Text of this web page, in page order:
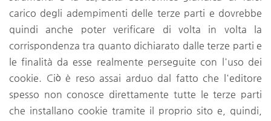
carico degli adempimenti delle terze parti e dovrebbe
quindi anche poter verificare di volta in volta la
corrispondenza tra quanto dichiarato dalle terze parti e
le finalità da esse realmente perseguite con l'uso dei
cookie. Ciò è reso assai arduo dal fatto che l'editore
spesso non conosce direttamente tutte le terze parti
che installano cookie tramite il proprio sito e, quindi,